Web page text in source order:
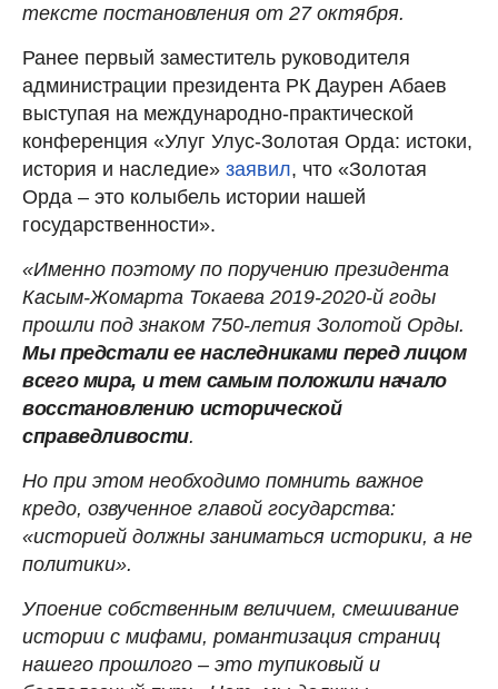
тексте постановления от 27 октября.
Ранее первый заместитель руководителя
администрации президента РК Даурен Абаев
выступая на международно-практической
конференция «Улуг Улус-Золотая Орда: истоки,
история и наследие» заявил, что «Золотая
Орда – это колыбель истории нашей
государственности».
«Именно поэтому по поручению президента
Касым-Жомарта Токаева 2019-2020-й годы
прошли под знаком 750-летия Золотой Орды.
Мы предстали ее наследниками перед лицом
всего мира, и тем самым положили начало
восстановлению исторической
справедливости.
Но при этом необходимо помнить важное
кредо, озвученное главой государства:
«историей должны заниматься историки, а не
политики».
Упоение собственным величием, смешивание
истории с мифами, романтизация страниц
нашего прошлого – это тупиковый и